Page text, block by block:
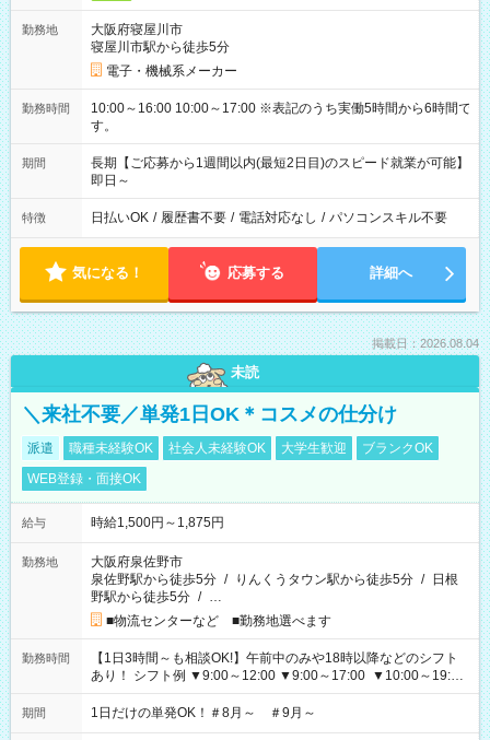
勤務地
大阪府寝屋川市
寝屋川市駅から徒歩5分
電子・機械系メーカー
勤務時間
10:00～16:00 10:00～17:00 ※表記のうち実働5時間から6時間で
す。
期間
長期【ご応募から1週間以内(最短2日目)のスピード就業が可能】
即日～
特徴 日払いOK / 履歴書不要 / 電話対応なし / パソコンスキル不要
気になる！ 応募する 詳細へ
掲載日：2026.08.04
未読
＼来社不要／単発1日OK＊コスメの仕分け
派遣 職種未経験OK 社会人未経験OK 大学生歓迎
ブランクOK
WEB登録・面接OK
給与 時給1,500円～1,875円
勤務地
大阪府泉佐野市
泉佐野駅から徒歩5分 / りんくうタウン駅から徒歩5分 / 日根
野駅から徒歩5分 / …
■物流センターなど ■勤務地選べます
勤務時間
【1日3時間～も相談OK!】午前中のみや18時以降などのシフト
あり！ シフト例 ▼9:00～12:00 ▼9:00～17:00 ▼10:00～19:00
▼18:00～21:00
期間 1日だけの単発OK！＃8月～ ＃9月～